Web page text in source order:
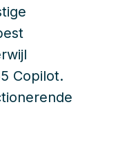
Copilot.